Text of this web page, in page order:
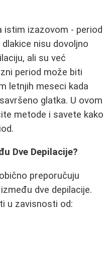
istim izazovom - period
nisu dovoljno
ali su već
period može biti
letnjih meseci kada
glatka. U ovom
metode i savete kako
Dve Depilacije?
preporučuju
dve depilacije.
u zavisnosti od: